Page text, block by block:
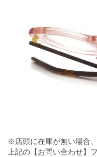
※店頭に在庫が無い場合
上記の【お問い合わせ】